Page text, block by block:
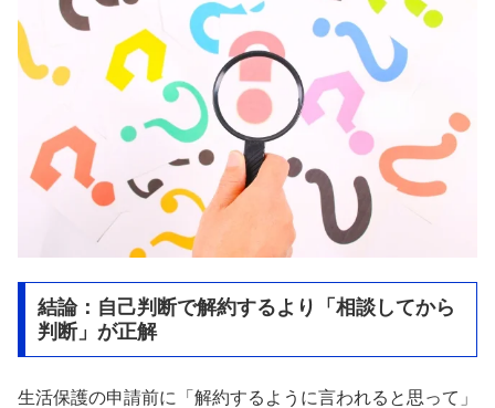
結論：自己判断で解約するより「相談してから
判断」が正解
生活保護の申請前に「解約するように言われると思って」